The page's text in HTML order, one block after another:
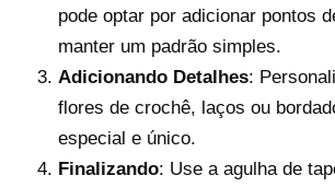
pode optar por adicionar pontos
manter um padrão simples.
Adicionando Detalhes:
flores de crochê, laços ou
especial e único.
Finalizando: Use a agulha de